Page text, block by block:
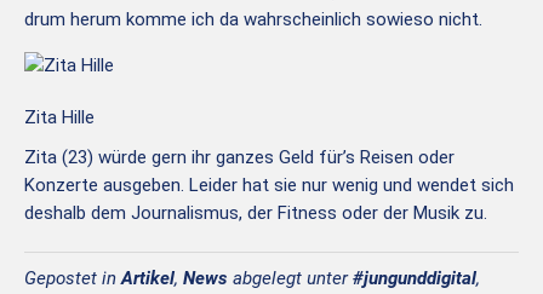
drum herum komme ich da wahrscheinlich sowieso nicht.
Zita Hille
Zita (23) würde gern ihr ganzes Geld für’s Reisen oder
Konzerte ausgeben. Leider hat sie nur wenig und wendet sich
deshalb dem Journalismus, der Fitness oder der Musik zu.
Gepostet inArtikel, News abgelegt unter#jungunddigital,